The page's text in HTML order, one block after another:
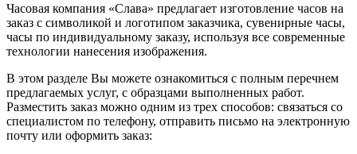
Часовая компания «Слава» предлагает изготовление часов на
заказ с символикой и логотипом заказчика, сувенирные часы,
часы по индивидуальному заказу, используя все современные
технологии нанесения изображения.
В этом разделе Вы можете ознакомиться с полным перечнем
предлагаемых услуг, с образцами выполненных работ.
Разместить заказ можно одним из трех способов: связаться со
специалистом по телефону, отправить письмо на электронную
почту или оформить заказ: